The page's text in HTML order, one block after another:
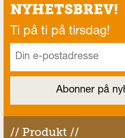
NYHETSBREV!
Ti på ti på tirsdag!
// Produkt //